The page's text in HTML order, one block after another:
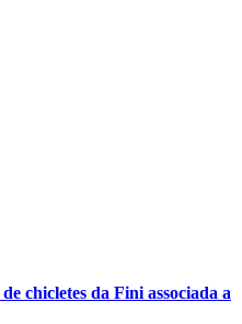
chicletes da Fini associada a